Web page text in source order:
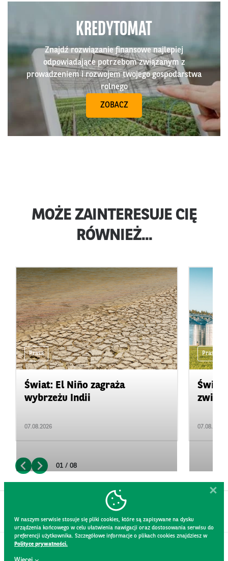
KREDYTOMAT
Znajdź rozwiązanie finansowe najlepiej
odpowiadające potrzebom związanym z
prowadzeniem i rozwojem twojego gospodarstwa
rolnego
ZOBACZ
MOŻE ZAINTERESUJE CIĘ
RÓWNIEŻ...
Prasa
Świat: El Niño zagraża
wybrzeżu Indii
07.08.2026
Prasa
07.08.2026
01 / 08
W naszym serwisie stosuje się pliki cookies, które są zapisywane na dysku
urządzenia końcowego w celu ułatwienia nawigacji oraz dostosowania serwisu do
preferencji użytkownika. Szczegółowe informacje o plikach cookies znajdziesz w
Polityce prywatności.
KONTAKT